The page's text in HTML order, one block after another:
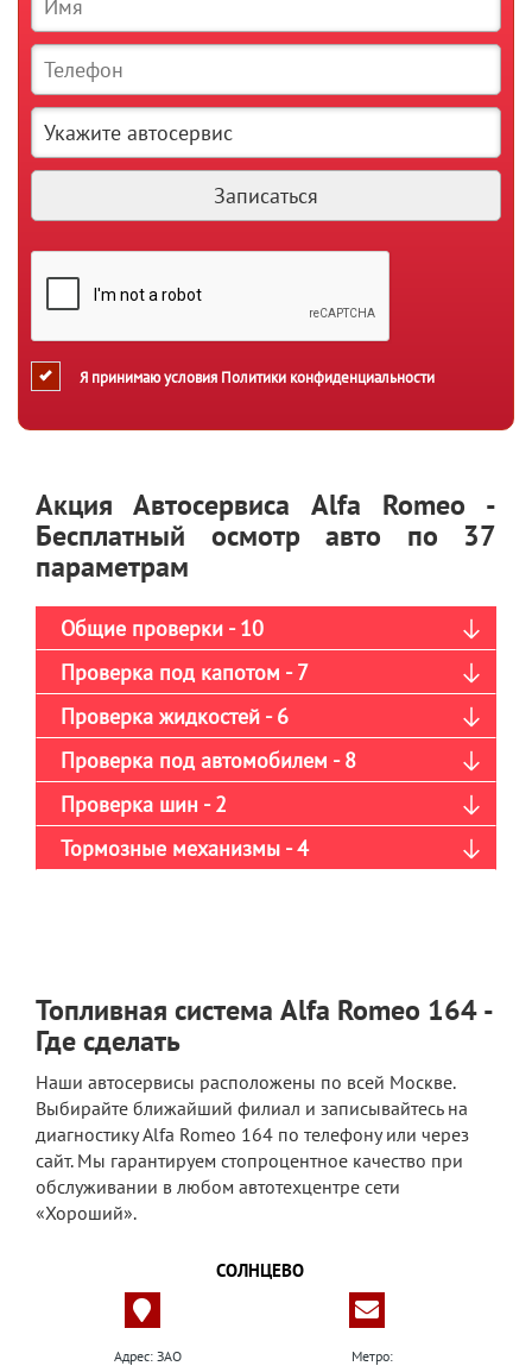
Я принимаю условия Политики конфиденциальности
Акция Автосервиса Alfa Romeo -
Бесплатный осмотр авто по 37
параметрам
Общие проверки - 10
Проверка под капотом - 7
Проверка жидкостей - 6
Проверка под автомобилем - 8
Проверка шин - 2
Тормозные механизмы - 4
Топливная система Alfa Romeo 164 -
Где сделать
Наши автосервисы расположены по всей Москве.
Выбирайте ближайший филиал и записывайтесь на
диагностику Alfa Romeo 164 по телефону или через
сайт. Мы гарантируем стопроцентное качество при
обслуживании в любом автотехцентре сети
«Хороший».
СОЛНЦЕВО
Адрес: ЗАО
Метро: